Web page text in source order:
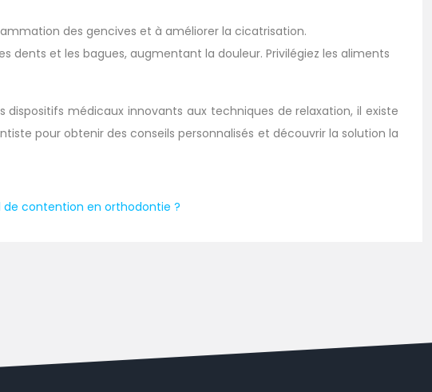
des gencives et à améliorer la cicatrisation.
dents et les bagues, augmentant la douleur. Privilégiez les aliments
dispositifs médicaux innovants aux techniques de relaxation, il existe
pour obtenir des conseils personnalisés et découvrir la solution la
de contention en orthodontie ?